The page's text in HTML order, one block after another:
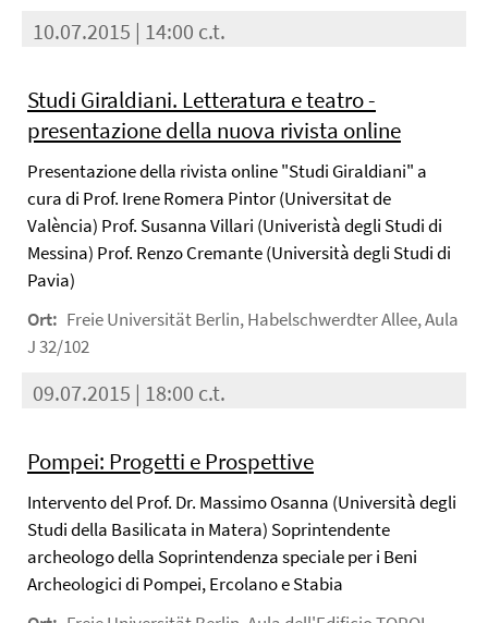
10.07.2015 | 14:00 c.t.
Studi Giraldiani. Letteratura e teatro -
presentazione della nuova rivista online
Presentazione della rivista online "Studi Giraldiani" a
cura di Prof. Irene Romera Pintor (Universitat de
València) Prof. Susanna Villari (Univeristà degli Studi di
Messina) Prof. Renzo Cremante (Università degli Studi di
Pavia)
Ort: Freie Universität Berlin, Habelschwerdter Allee, Aula
J 32/102
09.07.2015 | 18:00 c.t.
Pompei: Progetti e Prospettive
Intervento del Prof. Dr. Massimo Osanna (Università degli
Studi della Basilicata in Matera) Soprintendente
archeologo della Soprintendenza speciale per i Beni
Archeologici di Pompei, Ercolano e Stabia